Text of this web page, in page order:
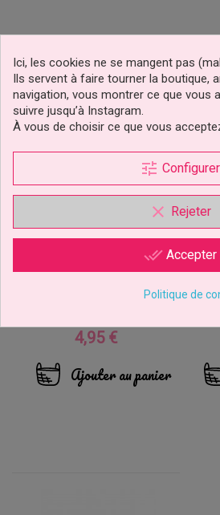
Prix
4,95 €
Ajouter au panier
Ici, les cookies ne se mangent pas
Ils servent à faire tourner la boutique,
navigation, vous montrer ce que vous
suivre jusqu’à Instagram.
À vous de choisir ce que vous
tune Configurer
clear Rejeter
done_all Accepter
Politique de